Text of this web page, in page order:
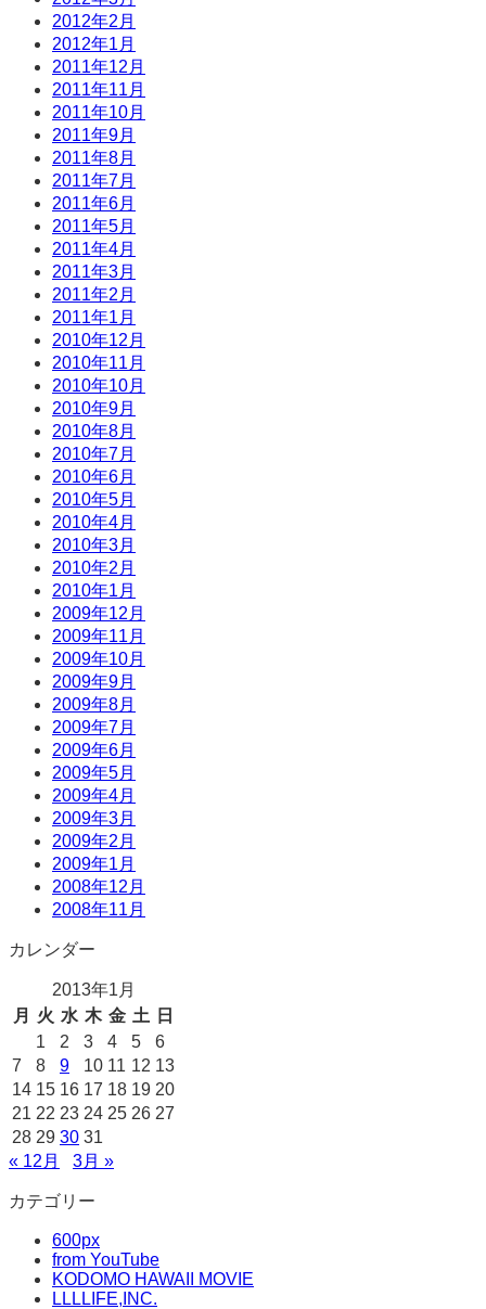
2012年2月
2012年1月
2011年12月
2011年11月
2011年10月
2011年9月
2011年8月
2011年7月
2011年6月
2011年5月
2011年4月
2011年3月
2011年2月
2011年1月
2010年12月
2010年11月
2010年10月
2010年9月
2010年8月
2010年7月
2010年6月
2010年5月
2010年4月
2010年3月
2010年2月
2010年1月
2009年12月
2009年11月
2009年10月
2009年9月
2009年8月
2009年7月
2009年6月
2009年5月
2009年4月
2009年3月
2009年2月
2009年1月
2008年12月
2008年11月
カレンダー
2013年1月
月
火 水 木 金 土
日
1
2 3 4 5
6
7
8 9 10 11 12 13
14 15 16 17 18 19 20
21 22 23 24 25 26 27
28 29 30 31
« 12月
3月 »
カテゴリー
600px
from YouTube
KODOMO HAWAII MOVIE
LLLLIFE,INC.